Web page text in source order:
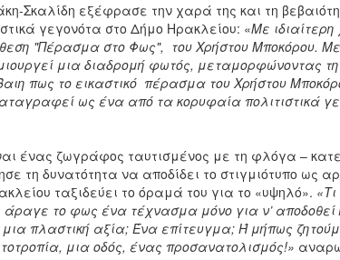
Σκαλίδη εξέφρασε την χαρά της και τη
γεγονότα στο Δήμο Ηρακλείου: «Με
"Πέρασμα στο Φως", του Χρήστου Μποκόρου.
μια διαδρομή φωτός, μεταμορφώνοντας
πως το εικαστικό πέρασμα του Χρήστου
ως ένα από τα κορυφαία πολιτιστικά
ένας ζωγράφος ταυτισμένος με τη φλόγα –
τη δυνατότητα να αποδίδει το στιγμιότυπο ως
ταξιδεύει το όραμά του για το «υψηλό».
το φως ένα τέχνασμα μόνο για ν’ αποδοθεί
πλαστική αξία; Ένα επίτευγμα; Ή μήπως
μια οδός, ένας προσανατολισμός!»